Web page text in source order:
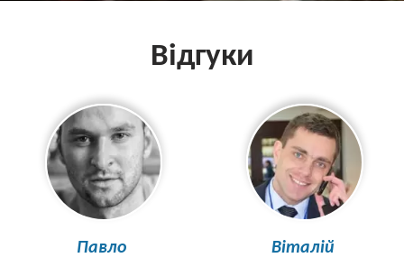
Відгуки
Павло Віталій